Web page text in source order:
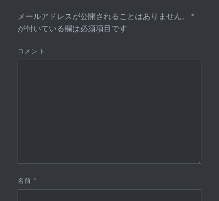
メールアドレスが公開されることはありません。
*
が付いている欄は必須項目です
コメント
名前 *